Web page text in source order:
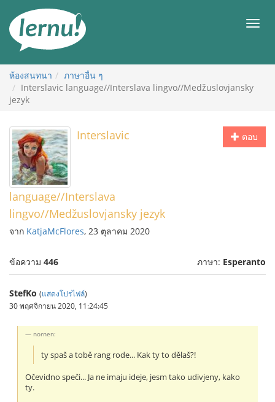
สารบัญ
เมนู
ห้องสนทนา
ภาษาอื่น ๆ
Interslavic language//Interslava lingvo//Medžuslovjansky
jezyk
ตอบ
Interslavic
language//Interslava
lingvo//Medžuslovjansky jezyk
จาก KatjaMcFlores, 23 ตุลาคม 2020
ข้อความ 446 ภาษา: Esperanto
StefKo (แสดงโปรไฟล์)
30 พฤศจิกายน 2020, 11:24:45
nornen:
ty spaš a tobě rang rode... Kak ty to dělaš?!
Očevidno speči... Ja ne imaju ideje, jesm tako udivjeny, kako
ty.